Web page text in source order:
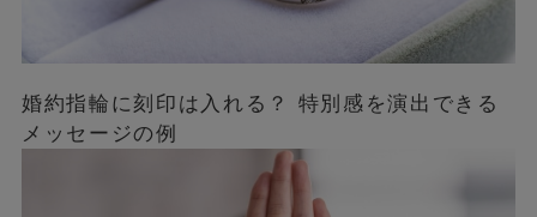
婚約指輪に刻印は入れる？ 特別感を演出できる
メッセージの例